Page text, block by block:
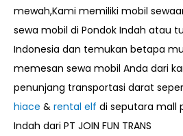
mewah,Kami memiliki mobil
sewa mobil di Pondok Indah atau
Indonesia dan temukan betapa
memesan sewa mobil Anda dari
penunjang transportasi darat
hiace & rental elf di seputara mall
Indah dari PT JOIN FUN TRANS